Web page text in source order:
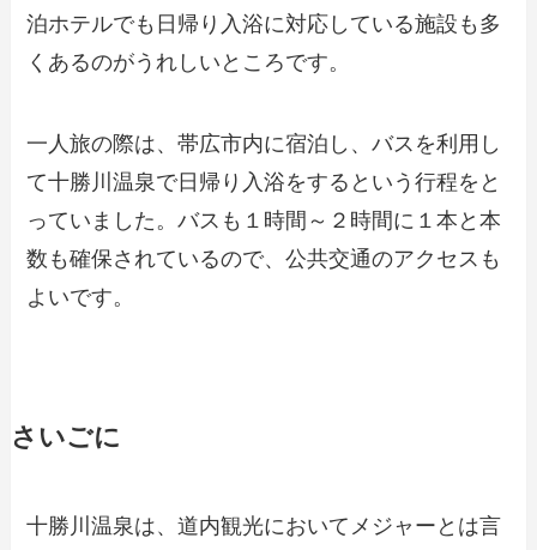
泊ホテルでも日帰り入浴に対応している施設も多
くあるのがうれしいところです。
一人旅の際は、帯広市内に宿泊し、バスを利用し
て十勝川温泉で日帰り入浴をするという行程をと
っていました。バスも１時間～２時間に１本と本
数も確保されているので、公共交通のアクセスも
よいです。
さいごに
十勝川温泉は、道内観光においてメジャーとは言